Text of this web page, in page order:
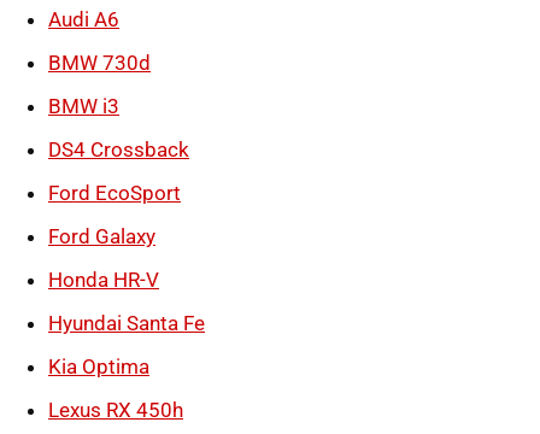
Audi A6
BMW 730d
BMW i3
DS4 Crossback
Ford EcoSport
Ford Galaxy
Honda HR-V
Hyundai Santa Fe
Kia Optima
Lexus RX 450h